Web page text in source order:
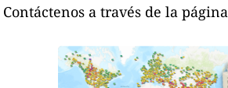
Contáctenos a través de la página